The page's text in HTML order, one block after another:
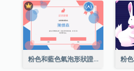
粉色和藍色氣泡形狀證書